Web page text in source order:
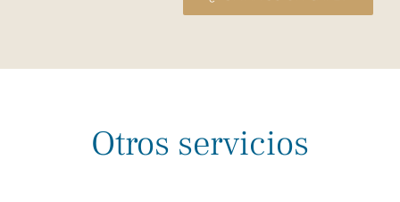
Otros servicios